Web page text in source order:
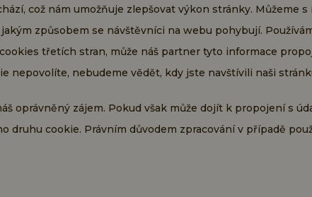
což nám umožňuje zlepšovat výkon stránky. Můžeme s
způsobem se návštěvníci na webu pohybují.
třetích stran, může náš partner tyto informace
nepovolíte, nebudeme vědět, kdy jste navštívili naši
oprávněný zájem. Pokud však může dojít k propojení s
cookie. Právním důvodem zpracování v případě